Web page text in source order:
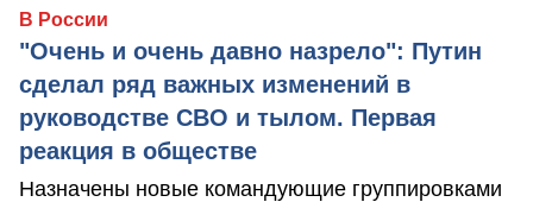
В России
"Очень и очень давно назрело": Путин
сделал ряд важных изменений в
руководстве СВО и тылом. Первая
реакция в обществе
Назначены новые командующие группировками